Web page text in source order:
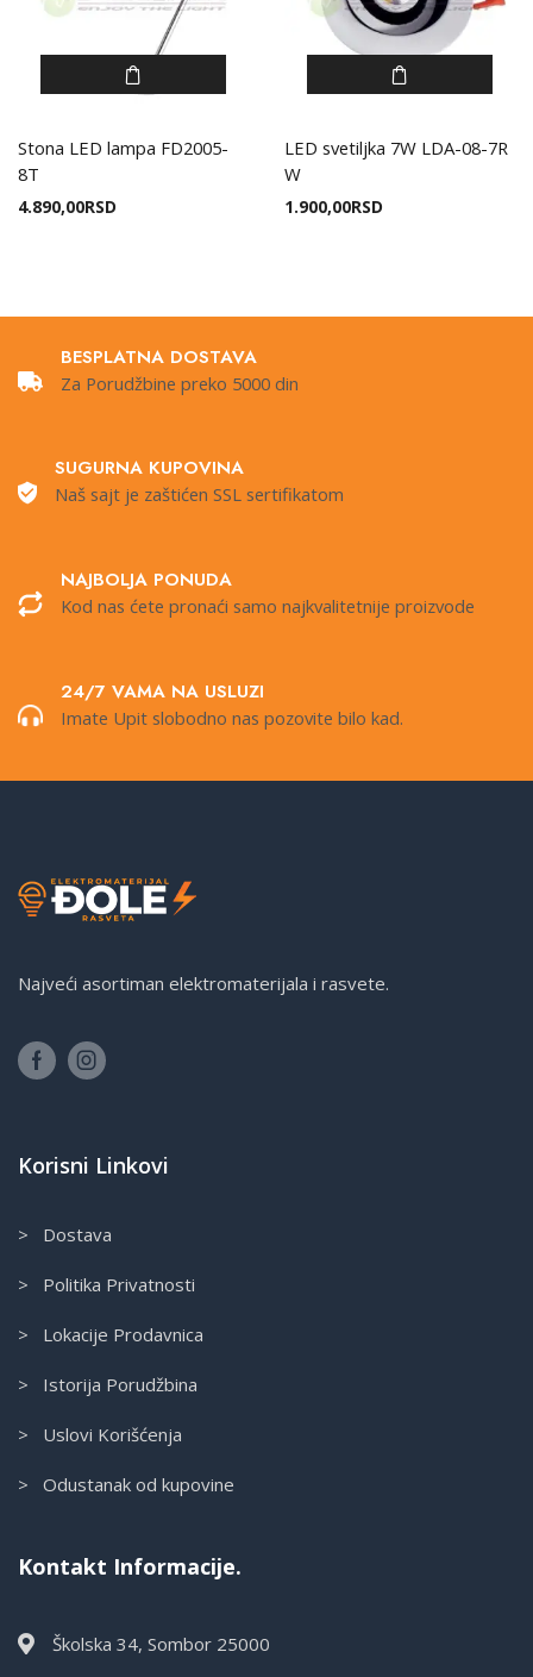
Stona LED lampa FD2005-
8T
4.890,00RSD
LED svetiljka 7W LDA-08-7R
W
1.900,00RSD
BESPLATNA DOSTAVA
Za Porudžbine preko 5000 din
SUGURNA KUPOVINA
Naš sajt je zaštićen SSL sertifikatom
NAJBOLJA PONUDA
Kod nas ćete pronaći samo najkvalitetnije proizvode
24/7 VAMA NA USLUZI
Imate Upit slobodno nas pozovite bilo kad.
Najveći asortiman elektromaterijala i rasvete.
Korisni Linkovi
> Dostava
> Politika Privatnosti
> Lokacije Prodavnica
> Istorija Porudžbina
> Uslovi Korišćenja
> Odustanak od kupovine
Kontakt Informacije.
Školska 34, Sombor 25000